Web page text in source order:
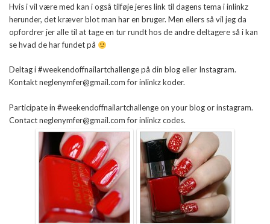
Hvis i vil være med kan i også tilføje jeres link til dagens tema i inlinkz
herunder, det kræver blot man har en bruger. Men ellers så vil jeg da
opfordrer jer alle til at tage en tur rundt hos de andre deltagere så i kan
se hvad de har fundet på
Deltag i #weekendoffnailartchallenge på din blog eller Instagram.
Kontakt neglenymfer@gmail.com for inlinkz koder.
Participate in #weekendoffnailartchallenge on your blog or instagram.
Contact neglenymfer@gmail.com for inlinkz codes.